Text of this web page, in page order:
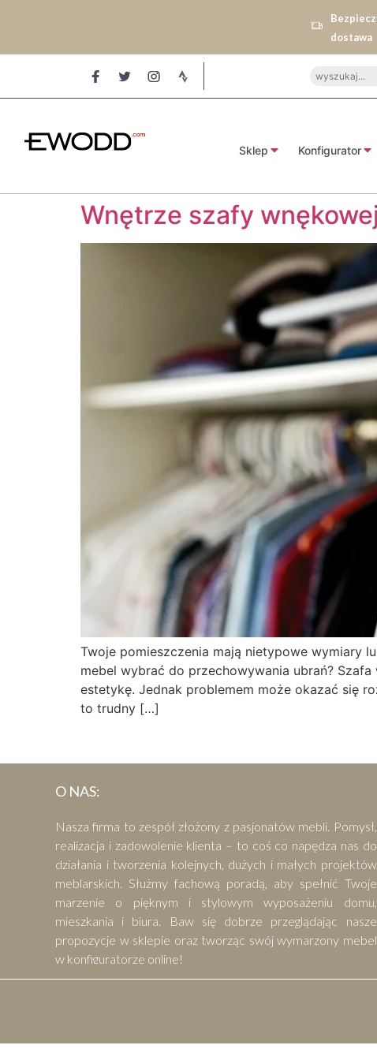
dostawa
Sklep Konfigurator
Wnętrze szafy
Twoje pomieszczenia mają nietypowe wymiary
mebel wybrać do przechowywania ubrań?
estetykę. Jednak problemem może okazać się
to trudny […]
O NAS:
Nasza firma to zespół złożony z pasjonatów mebli. Pomysł,
realizacja i zadowolenie klienta – to coś co napędza nas do
działania i tworzenia kolejnych, dużych i małych projektów
meblarskich. Służmy fachową poradą, aby spełnić Twoje
marzenie o pięknym i stylowym wyposażeniu domu,
mieszkania i biura. Baw się dobrze przeglądając nasze
propozycje w sklepie oraz tworząc swój wymarzony mebel
w konfiguratorze online!